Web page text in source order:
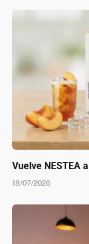
Vuelve NESTEA
18/07/2026